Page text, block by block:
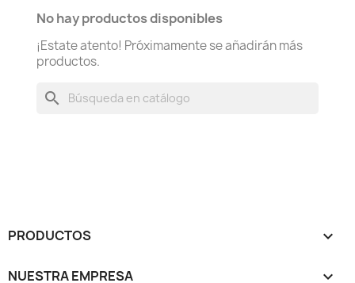
No hay productos disponibles
¡Estate atento! Próximamente se añadirán más
productos.
search
PRODUCTOS 
NUESTRA EMPRESA 